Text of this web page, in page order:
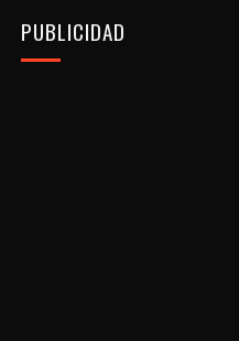
PUBLICIDAD